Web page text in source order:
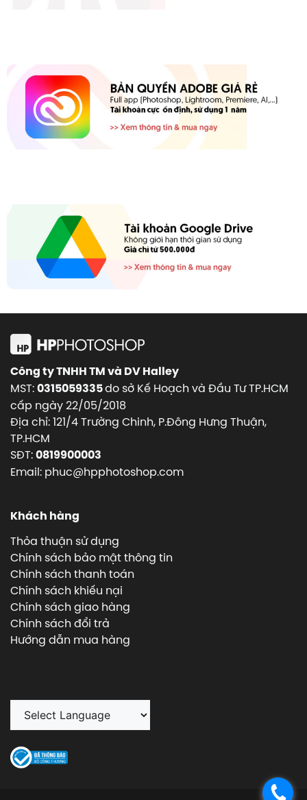
.
Công ty TNHH TM và DV Halley
MST:0315059335do sở Kế Hoạch và Đầu Tư TP.HCM
cấp ngày 22/05/2018
Địa chỉ: 121/4 Trường Chinh, P.Đông Hưng Thuận,
TP.HCM
SĐT:0819900003
Email: phuc@hpphotoshop.com
Khách hàng
Thỏa thuận sử dụng
Chính sách bảo mật thông tin
Chính sách thanh toán
Chính sách khiếu nại
Chính sách giao hàng
Chính sách đổi trả
Hướng dẫn mua hàng